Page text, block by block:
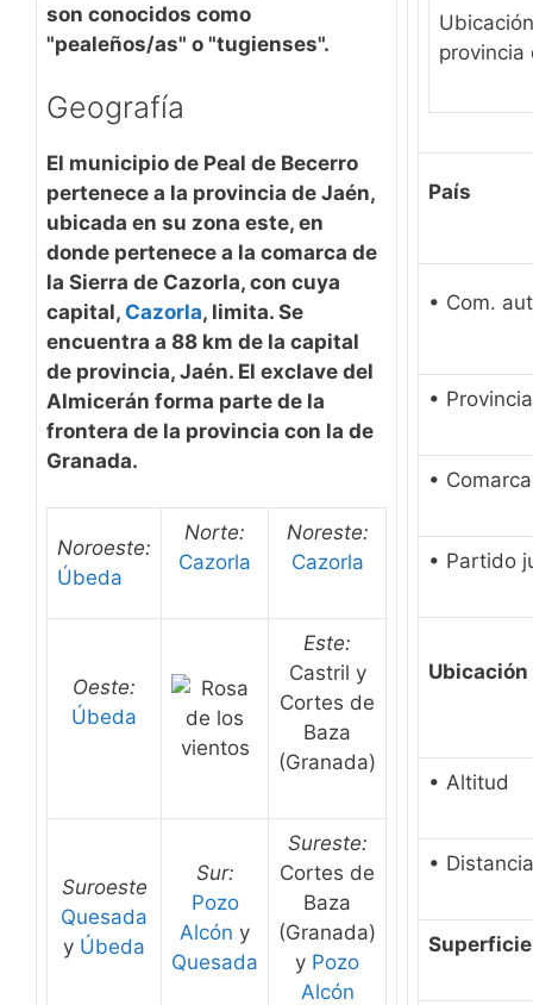
son conocidos como
"pealeños/as" o "tugienses".
Geografía
El municipio de Peal de Becerro
pertenece a la provincia de Jaén,
ubicada en su zona este, en
donde pertenece a la comarca de
la Sierra de Cazorla, con cuya
capital, Cazorla, limita. Se
encuentra a 88 km de la capital
de provincia, Jaén. El exclave del
Almicerán forma parte de la
frontera de la provincia con la de
Granada.
Noroeste:
Úbeda
Norte:
Cazorla
Noreste:
Cazorla
Oeste:
Úbeda
Este:
Castril y
Cortes de
Baza
(Granada)
Suroeste
Quesada
y Úbeda
Sur:
Pozo
Alcón y
Quesada
Sureste:
Cortes de
Baza
(Granada)
y Pozo
Alcón
provincia
País
• Com.
• Provincia
• Comarca
• Partido
Ubicación
• Altitud
• Distancia
Superficie